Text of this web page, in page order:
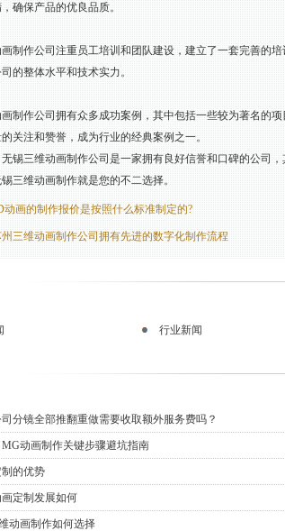
确保产品的优良品质。
制作公司注重员工培训和团队建设，建立了一套完善的
的整体水平和技术实力。
制作公司拥有众多成功案例，其中包括一些较为著名的
关注和赞誉，成为行业的经典案例之一。
锡三维动画制作公司是一家拥有良好信誉和口碑的公司
三维动画制作就是您的不二选择。
动画的制作报价是按照什么标准制定的?
三维动画制作公司拥有先进的数字化制作流程
行业新闻
分镜全部推翻重做需要收取额外服务费吗？
动画制作关键步骤避坑指南
的优势
定制发展如何
动画制作如何选择